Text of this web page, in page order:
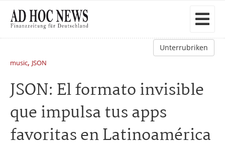
Unterrubriken
music, JSON
JSON: El formato invisible
que impulsa tus apps
favoritas en Latinoamérica